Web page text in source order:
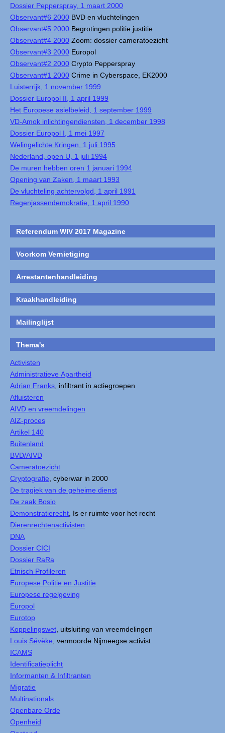
Dossier Pepperspray, 1 maart 2000
Observant#6 2000 BVD en vluchtelingen
Observant#5 2000 Begrotingen politie justitie
Observant#4 2000 Zoom: dossier cameratoezicht
Observant#3 2000 Europol
Observant#2 2000 Crypto Pepperspray
Observant#1 2000 Crime in Cyberspace, EK2000
Luisterrijk, 1 november 1999
Dossier Europol II, 1 april 1999
Het Europese asielbeleid, 1 september 1999
VD-Amok inlichtingendiensten, 1 december 1998
Dossier Europol I, 1 mei 1997
Welingelichte Kringen, 1 juli 1995
Nederland, open U, 1 juli 1994
De muren hebben oren 1 januari 1994
Opening van Zaken, 1 maart 1993
De vluchteling achtervolgd, 1 april 1991
Regenjassendemokratie, 1 april 1990
Referendum WIV 2017 Magazine
Voorkom Vernietiging
Arrestantenhandleiding
Kraakhandleiding
Mailinglijst
Thema's
Activisten
Administratieve Apartheid
Adrian Franks , infiltrant in actiegroepen
Afluisteren
AIVD en vreemdelingen
AIZ-proces
Artikel 140
Buitenland
BVD/AIVD
Cameratoezicht
Cryptografie , cyberwar in 2000
De tragiek van de geheime dienst
De zaak Bosio
Demonstratierecht , Is er ruimte voor het recht
Dierenrechtenactivisten
DNA
Dossier CICI
Dossier RaRa
Etnisch Profileren
Europese Politie en Justitie
Europese regelgeving
Europol
Eurotop
Koppelingswet , uitsluiting van vreemdelingen
Louis Sévèke , vermoorde Nijmeegse activist
ICAMS
Identificatieplicht
Informanten & Infiltranten
Migratie
Multinationals
Openbare Orde
Openheid